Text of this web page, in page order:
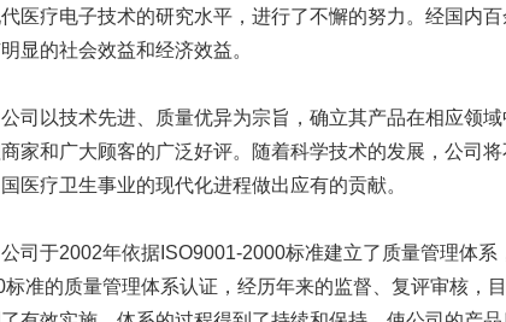
医疗电子技术的研究水平，进行了不懈的努力。经国内
显的社会效益和经济效益。
以技术先进、质量优异为宗旨，确立其产品在相应领域
家和广大顾客的广泛好评。随着科学技术的发展，公司
医疗卫生事业的现代化进程做出应有的贡献。
于2002年依据ISO9001-2000标准建立了质量管理体系
标准的质量管理体系认证，经历年来的监督、复评审核，